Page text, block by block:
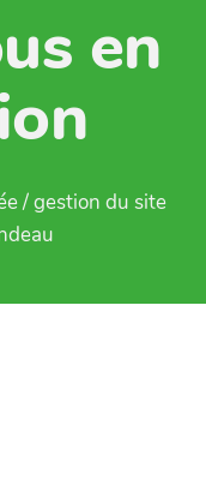
en
/ gestion du site